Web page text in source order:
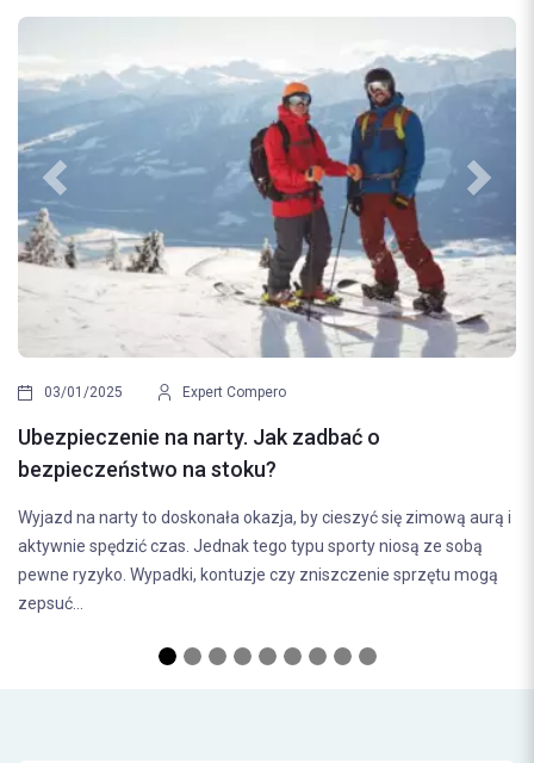
Expert Compero
na narty. Jak zadbać o
na stoku?
okazja, by cieszyć się zimową aurą i
Jednak tego typu sporty niosą ze sobą
kontuzje czy zniszczenie sprzętu mogą
30/12/2024
czy zastanawiamy się
Previous Next